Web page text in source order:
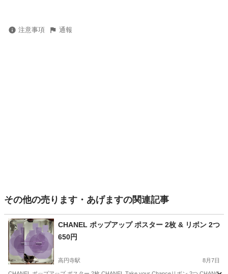
注意事項 通報
その他の売ります・あげますの関連記事
CHANEL ポップアップ ポスター 2枚 & リボン 2つ
650円
高円寺駅 8月7日